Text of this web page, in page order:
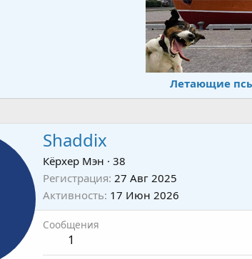
Летающие
Shaddix
Кёрхер Мэн · 38
Регистрация 27 Авг 2025
Активность 17 Июн 2026
Сообщения
1